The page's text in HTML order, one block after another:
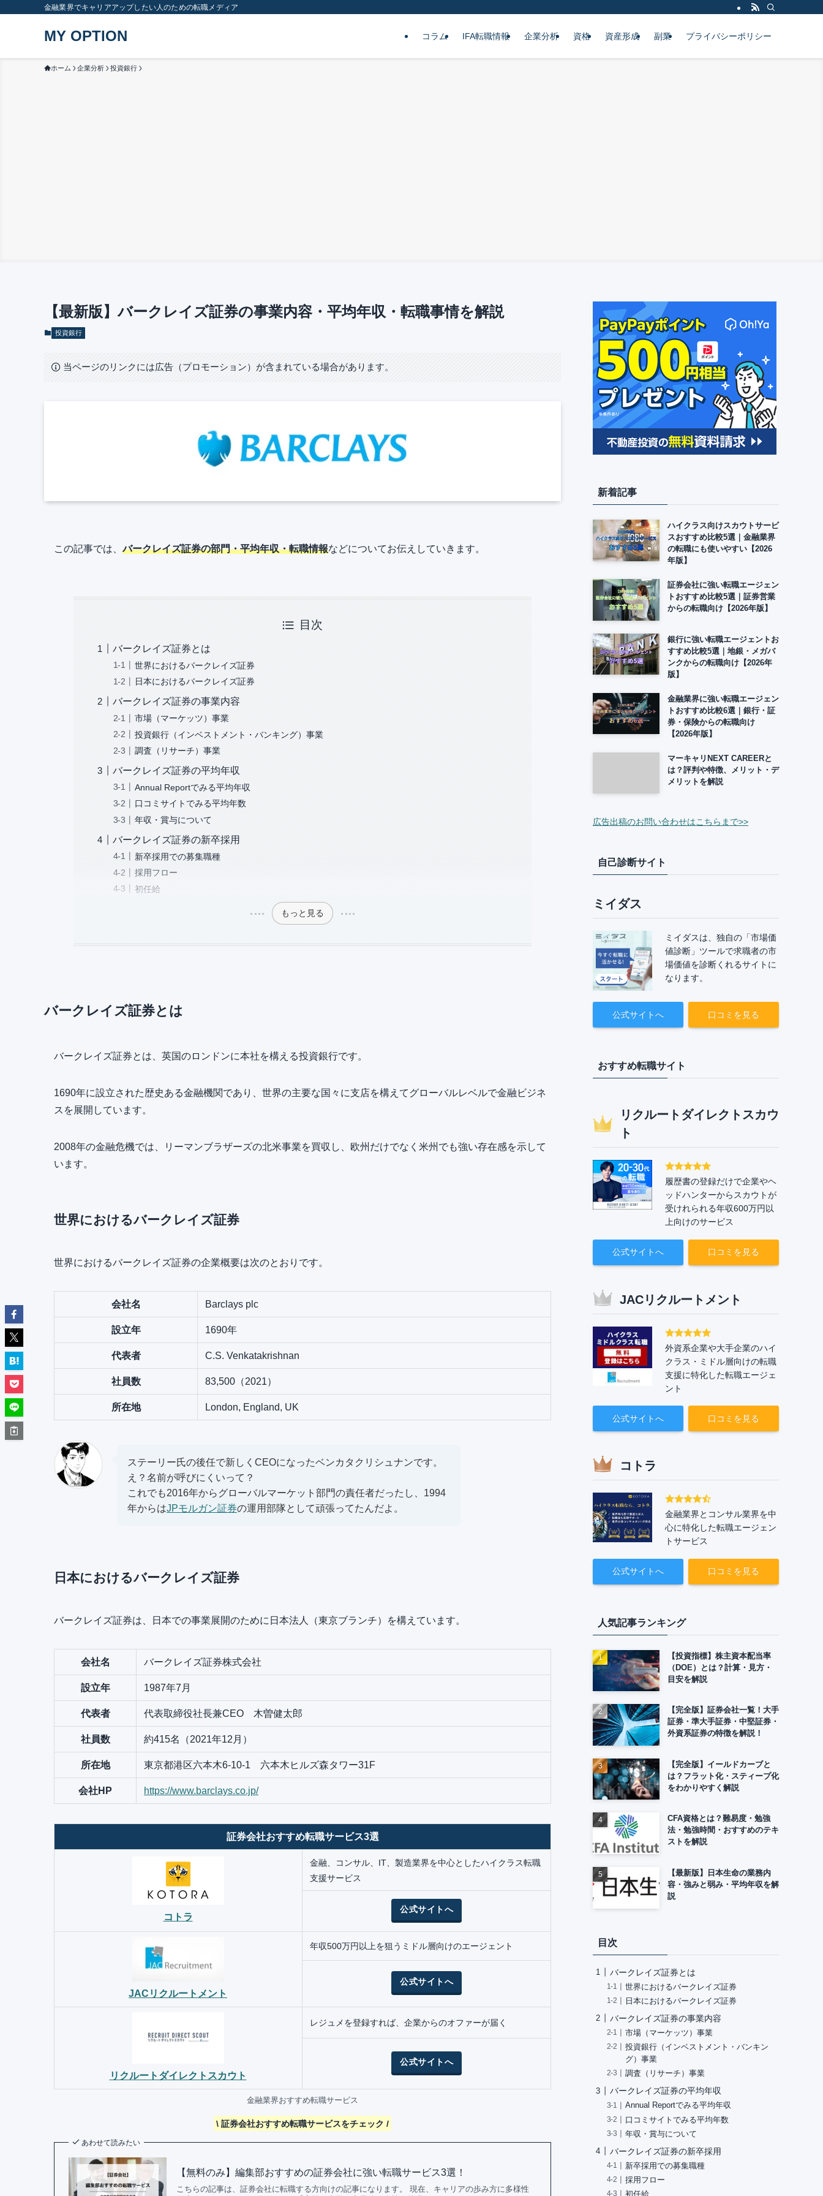
金融業界でキャリアアップしたい人のための転職メディア
MY OPTION コラム IFA転職情報 企業分析 資格 資産形成 副業 プライバシーポリシー
ホーム 企業分析 投資銀行
【最新版】バークレイズ証券の事業内容・平均年収・転職事情を解説
投資銀行
当ページのリンクには広告（プロモーション）が含まれている場合があります。
この記事では、バークレイズ証券の部門・平均年収・転職情報などについてお伝えしていきます。
目次
バークレイズ証券とは
世界におけるバークレイズ証券
日本におけるバークレイズ証券
バークレイズ証券の事業内容
市場（マーケッツ）事業
投資銀行（インベストメント・バンキング）事業
調査（リサーチ）事業
バークレイズ証券の平均年収
Annual Reportでみる平均年収
口コミサイトでみる平均年数
年収・賞与について
バークレイズ証券の新卒採用
新卒採用での募集職種
採用フロー
初任給
もっと見る
バークレイズ証券とは
バークレイズ証券とは、英国のロンドンに本社を構える投資銀行です。
1690年に設立された歴史ある金融機関であり、世界の主要な国々に支店を構えてグローバルレベルで金融ビジネ
スを展開しています。
2008年の金融危機では、リーマンブラザーズの北米事業を買収し、欧州だけでなく米州でも強い存在感を示して
います。
世界におけるバークレイズ証券
世界におけるバークレイズ証券の企業概要は次のとおりです。
会社名 Barclays plc
設立年 1690年
代表者 C.S. Venkatakrishnan
社員数 83,500（2021）
所在地 London, England, UK
ステーリー氏の後任で新しくCEOになったベンカタクリシュナンです。
え？名前が呼びにくいって？
これでも2016年からグローバルマーケット部門の責任者だったし、1994
年からはJPモルガン証券の運用部隊として頑張ってたんだよ。
日本におけるバークレイズ証券
バークレイズ証券は、日本での事業展開のために日本法人（東京ブランチ）を構えています。
会社名 バークレイズ証券株式会社
設立年 1987年7月
代表者 代表取締役社長兼CEO 木曽健太郎
社員数 約415名（2021年12月）
所在地 東京都港区六本木6-10-1 六本木ヒルズ森タワー31F
会社HP https://www.barclays.co.jp/
証券会社おすすめ転職サービス3選
コトラ
金融、コンサル、IT、製造業界を中心としたハイクラス転職
支援サービス
公式サイトへ
JACリクルートメント
年収500万円以上を狙うミドル層向けのエージェント
公式サイトへ
リクルートダイレクトスカウト
レジュメを登録すれば、企業からのオファーが届く
公式サイトへ
金融業界おすすめ転職サービス
\ 証券会社おすすめ転職サービスをチェック /
あわせて読みたい
【無料のみ】編集部おすすめの証券会社に強い転職サービス3選！
こちらの記事は、証券会社に転職する方向けの記事になります。 現在、キャリアの歩み方に多様性
新着記事
ハイクラス向けスカウトサービ
スおすすめ比較5選｜金融業界
の転職にも使いやすい【2026
年版】
証券会社に強い転職エージェン
トおすすめ比較5選｜証券営業
からの転職向け【2026年版】
銀行に強い転職エージェントお
すすめ比較5選｜地銀・メガバ
ンクからの転職向け【2026年
版】
金融業界に強い転職エージェン
トおすすめ比較6選｜銀行・証
券・保険からの転職向け
【2026年版】
マーキャリNEXT CAREERと
は？評判や特徴、メリット・デ
メリットを解説
広告出稿のお問い合わせはこちらまで>>
自己診断サイト
ミイダス
ミイダスは、独自の「市場価
値診断」ツールで求職者の市
場価値を診断くれるサイトに
なります。
公式サイトへ 口コミを見る
おすすめ転職サイト
リクルートダイレクトスカウ
ト
履歴書の登録だけで企業やヘ
ッドハンターからスカウトが
受けれられる年収600万円以
上向けのサービス
公式サイトへ 口コミを見る
JACリクルートメント
外資系企業や大手企業のハイ
クラス・ミドル層向けの転職
支援に特化した転職エージェ
ント
公式サイトへ 口コミを見る
コトラ
金融業界とコンサル業界を中
心に特化した転職エージェン
トサービス
公式サイトへ 口コミを見る
人気記事ランキング
【投資指標】株主資本配当率
（DOE）とは？計算・見方・
目安を解説
【完全版】証券会社一覧！大手
証券・準大手証券・中堅証券・
外資系証券の特徴を解説！
【完全版】イールドカーブと
は？フラット化・スティープ化
をわかりやすく解説
CFA資格とは？難易度・勉強
法・勉強時間・おすすめのテキ
ストを解説
【最新版】日本生命の業務内
容・強みと弱み・平均年収を解
説
目次
バークレイズ証券とは
世界におけるバークレイズ証券
日本におけるバークレイズ証券
バークレイズ証券の事業内容
市場（マーケッツ）事業
投資銀行（インベストメント・バンキン
グ）事業
調査（リサーチ）事業
バークレイズ証券の平均年収
Annual Reportでみる平均年収
口コミサイトでみる平均年数
年収・賞与について
バークレイズ証券の新卒採用
新卒採用での募集職種
採用フロー
初任給